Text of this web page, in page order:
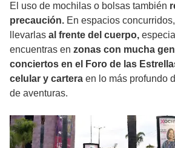
El uso de mochilas o bolsas también
precaución. En espacios
llevarlas al frente del cuerpo,
encuentras en zonas con mucha
conciertos en el Foro de las
celular y cartera en lo más profundo
de aventuras.